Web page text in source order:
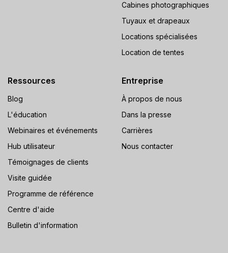
Cabines photographiques
Tuyaux et drapeaux
Locations spécialisées
Location de tentes
Ressources
Blog
L'éducation
Webinaires et événements
Hub utilisateur
Témoignages de clients
Visite guidée
Programme de référence
Centre d'aide
Bulletin d'information
Entreprise
À propos de nous
Dans la presse
Carrières
Nous contacter